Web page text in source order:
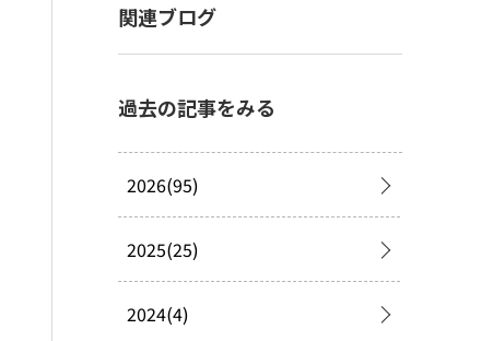
関連ブログ
過去の記事をみる
2026(95)
2025(25)
2024(4)